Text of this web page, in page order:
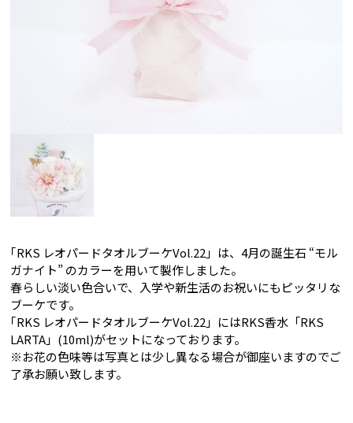
｢RKS レオパードタオルブーケVol.22」は、4月の誕生石 “モル
ガナイト” のカラーを用いて製作しました。
春らしい淡い色合いで、入学や新生活のお祝いにもピッタリな
ブーケです。
｢RKS レオパードタオルブーケVol.22」にはRKS香水「RKS
LARTA」(10ml)がセットになっております。
※お花の色味等は写真とは少し異なる場合が御座いますのでご
了承お願い致します。